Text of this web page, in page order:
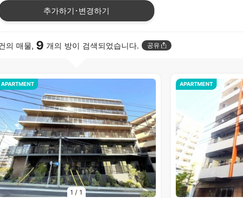
추가하기･변경하기
의 매물, 9 개의 방이 검색되었습니다. 공유
1 /1
APARTMENT APARTMENT